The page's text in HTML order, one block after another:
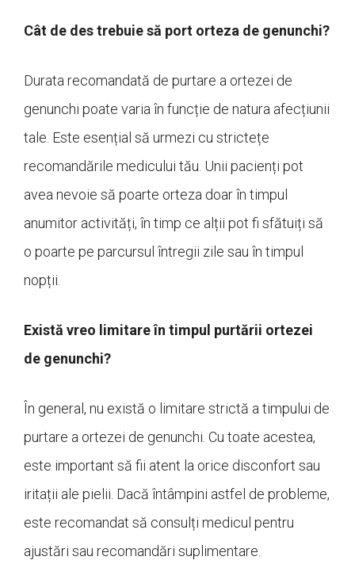
Cât de des trebuie să port orteza de genunchi?
Durata recomandată de purtare a ortezei de
genunchi poate varia în funcție de natura afecțiunii
tale. Este esențial să urmezi cu strictețe
recomandările medicului tău. Unii pacienți pot
avea nevoie să poarte orteza doar în timpul
anumitor activități, în timp ce alții pot fi sfătuiți să
o poarte pe parcursul întregii zile sau în timpul
nopții.
Există vreo limitare în timpul purtării ortezei
de genunchi?
În general, nu există o limitare strictă a timpului de
purtare a ortezei de genunchi. Cu toate acestea,
este important să fii atent la orice disconfort sau
iritații ale pielii. Dacă întâmpini astfel de probleme,
este recomandat să consulți medicul pentru
ajustări sau recomandări suplimentare.